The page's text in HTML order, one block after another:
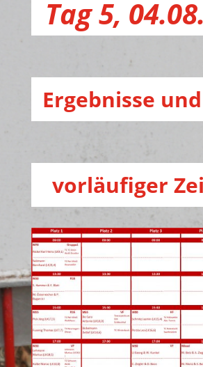
Tag 5,
Ergebnisse
vorläufiger